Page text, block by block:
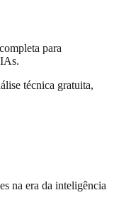
para
técnica gratuita,
na era da inteligência